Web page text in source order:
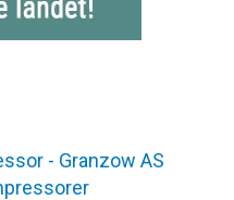
- Granzow AS